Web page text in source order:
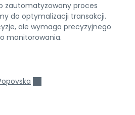
zautomatyzowany proces
do optymalizacji transakcji.
ale wymaga precyzyjnego
monitorowania.